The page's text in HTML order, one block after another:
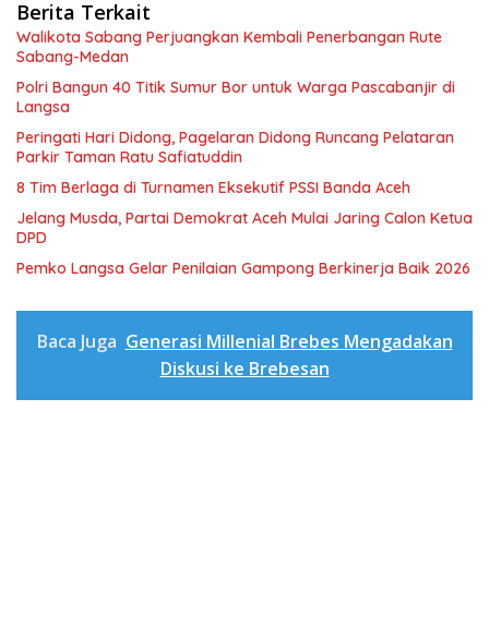
Berita Terkait
Walikota Sabang Perjuangkan Kembali Penerbangan Rute
Sabang-Medan
Polri Bangun 40 Titik Sumur Bor untuk Warga Pascabanjir di
Langsa
Peringati Hari Didong, Pagelaran Didong Runcang Pelataran
Parkir Taman Ratu Safiatuddin
8 Tim Berlaga di Turnamen Eksekutif PSSI Banda Aceh
Jelang Musda, Partai Demokrat Aceh Mulai Jaring Calon Ketua
DPD
Pemko Langsa Gelar Penilaian Gampong Berkinerja Baik 2026
Baca Juga Generasi Millenial Brebes Mengadakan
Diskusi ke Brebesan